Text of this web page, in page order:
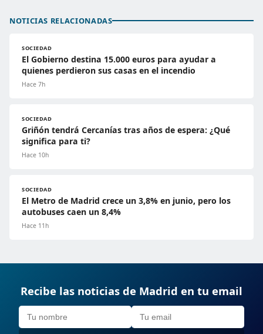
NOTICIAS RELACIONADAS
SOCIEDAD
El Gobierno destina 15.000 euros para ayudar a
quienes perdieron sus casas en el incendio
Hace 7h
SOCIEDAD
Griñón tendrá Cercanías tras años de espera: ¿Qué
significa para ti?
Hace 10h
SOCIEDAD
El Metro de Madrid crece un 3,8% en junio, pero los
autobuses caen un 8,4%
Hace 11h
Recibe las noticias de Madrid en tu email